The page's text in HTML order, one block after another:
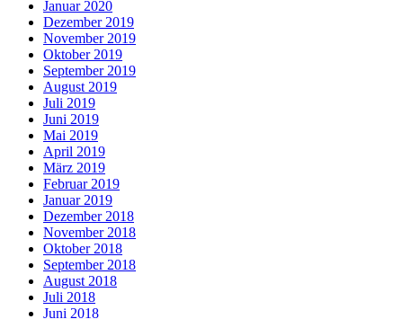
Januar 2020
Dezember 2019
November 2019
Oktober 2019
September 2019
August 2019
Juli 2019
Juni 2019
Mai 2019
April 2019
März 2019
Februar 2019
Januar 2019
Dezember 2018
November 2018
Oktober 2018
September 2018
August 2018
Juli 2018
Juni 2018